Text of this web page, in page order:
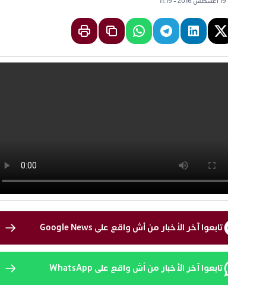
تابعوا آخر الأخبار من أش واقع على Google News
تابعوا آخر الأخبار من أش واقع على WhatsApp